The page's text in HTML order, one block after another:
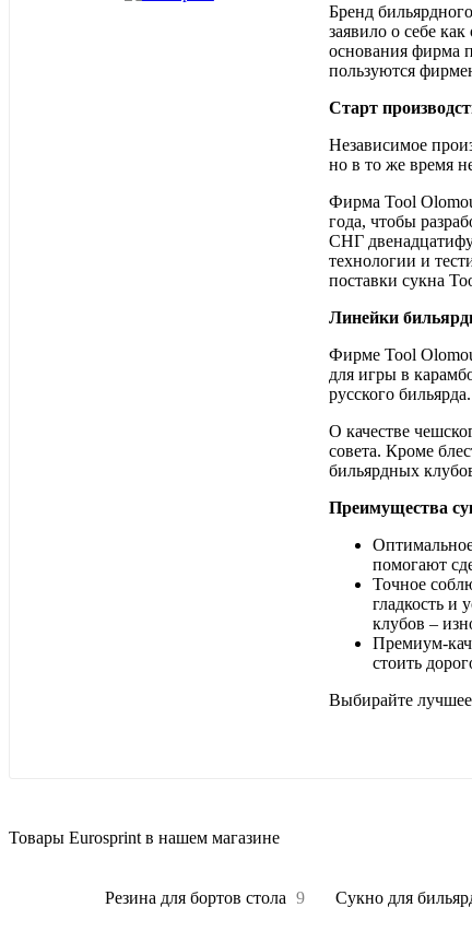
Бренд
заявило о себе
основания фирма
пользуются
Старт
Независимое
но в то же время
Фирма Tool
года, чтобы
СНГ
технологии и
поставки сукна
Линейки
Фирме Tool
для игры в
русского
О качестве
совета. Кроме
бильярдных
Преимущества
помогают
Точное
гладкость и
клубов –
Премиум-
стоить
Выбирайте лучшее
Товары Eurosprint в нашем магазине
Резина для бортов стола 9 Сукно для